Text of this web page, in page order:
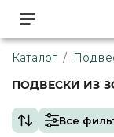
Каталог /
ПОДВЕСКИ ИЗ
Все